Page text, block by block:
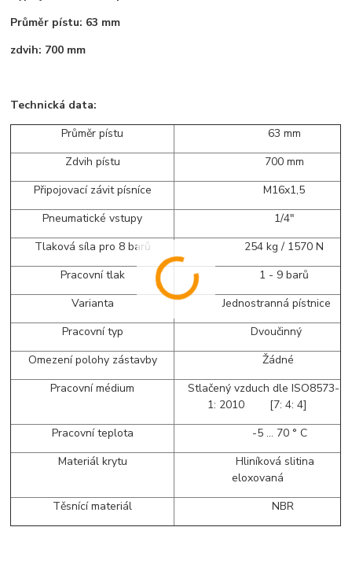
Průměr pístu: 63 mm
zdvih: 700 mm
Technická data:
Průměr pístu
63 mm
Zdvih pístu
700 mm
Připojovací závit písníce
M16x1,5
Pneumatické vstupy
1/4"
Tlaková síla pro 8 barů
254 kg / 1570 N
Pracovní tlak
1 - 9 barů
Varianta
Jednostranná pístnice
Pracovní typ
Dvoučinný
Omezení polohy zástavby
Žádné
Pracovní médium
Stlačený vzduch dle ISO8573-
1: 2010 [7: 4: 4]
Pracovní teplota
-5 ... 70 ° C
Materiál krytu
Hliníková slitina
eloxovaná
Těsnící materiál
NBR